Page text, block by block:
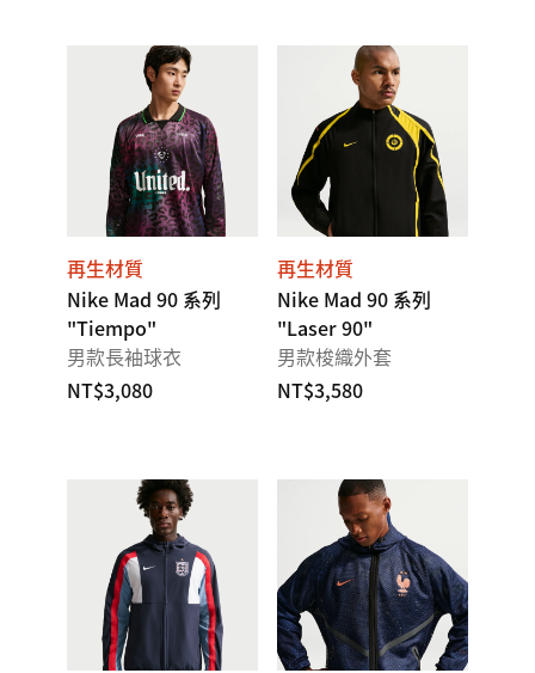
再生材質
Nike Mad 90 系列
"Tiempo"
男款長袖球衣
NT$3,080
再生材質
Nike Mad 90 系列
"Laser 90"
男款梭織外套
NT$3,580